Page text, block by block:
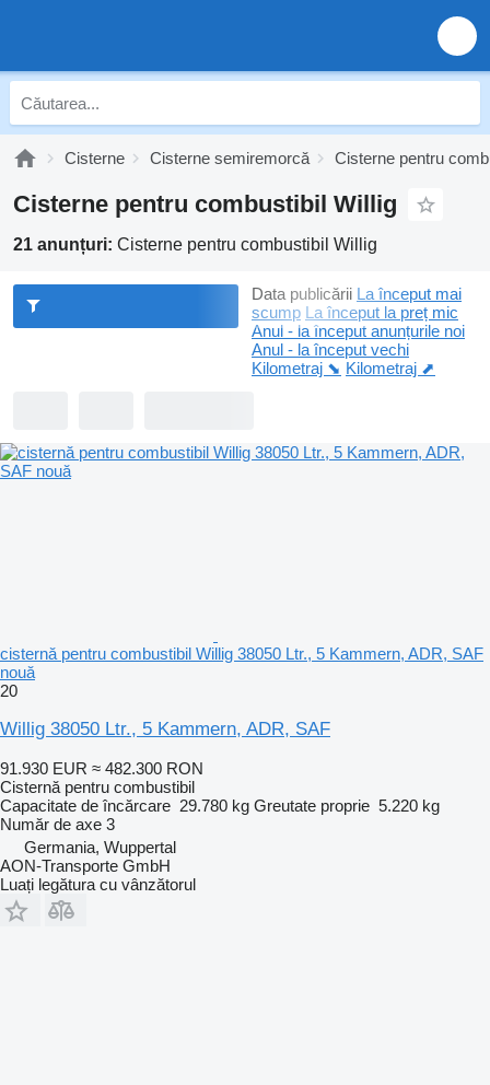
Cisterne Cisterne semiremorcă Cisterne pentru
Cisterne pentru combustibil Willig
21 anunțuri: Cisterne pentru combustibil Willig
Data publicării La început mai
scump La început la preț mic
Anul - la început anunțurile noi
Anul - la început vechi
Kilometraj ⬊ Kilometraj ⬈
cisternă pentru combustibil Willig 38050 Ltr., 5 Kammern, ADR, SAF
nouă
20
Willig 38050 Ltr., 5 Kammern, ADR, SAF
91.930 EUR ≈ 482.300 RON
Cisternă pentru combustibil
Capacitate de încărcare 29.780 kg Greutate proprie 5.220 kg
Număr de axe 3
Germania, Wuppertal
AON-Transporte GmbH
Luați legătura cu vânzătorul